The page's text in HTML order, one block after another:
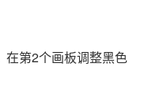
在第2个画板调整黑色